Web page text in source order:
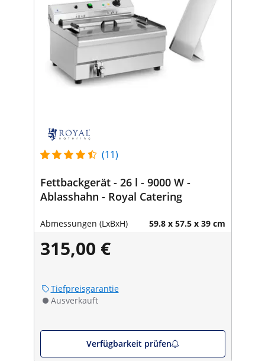
(11)
Fettbackgerät - 26 l - 9000 W -
Ablasshahn - Royal Catering
Abmessungen (LxBxH) 59.8 x 57.5 x 39 cm
315,00 €
Tiefpreisgarantie
Ausverkauft
Verfügbarkeit prüfen